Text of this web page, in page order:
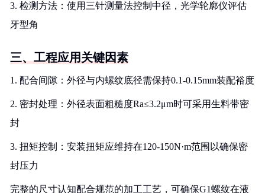
3. 检测方法：使用三针测量法控制中径，光学轮廓仪评估
牙型角
三、工程应用关键因素
1. 配合间隙：外径与内螺纹底径需保持0.1-0.15mm装配裕度
2. 密封处理：外径表面粗糙度Ra≤3.2μm时可采用生料带密
封
3. 扭矩控制：安装扭矩应维持在120-150N·m范围以确保密
封压力
完整的尺寸认知配合规范的加工工艺，可确保G1螺纹在液